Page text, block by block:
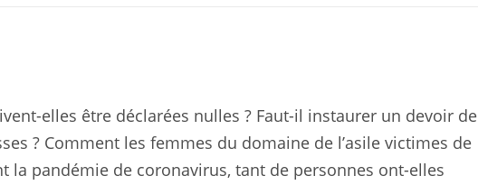
elles être déclarées nulles ? Faut-il instaurer un devoir de
? Comment les femmes du domaine de l’asile victimes de
la pandémie de coronavirus, tant de personnes ont-elles